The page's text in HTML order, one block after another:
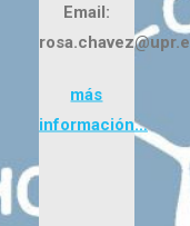
Email:
más
información…